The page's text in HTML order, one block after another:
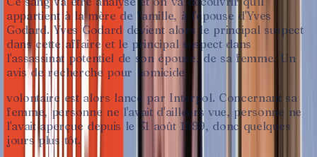
appartient à la mère de famille, à l'épouse d'Yves
Godard. Yves Godard devient alors le principal suspect
dans cette affaire et le principal suspect dans
l'assassinat potentiel de son épouse, de sa femme. Un
avis de recherche pour homicide
volontaire est alors lancé par Interpol. Concernant sa
femme, personne ne l'avait d'ailleurs vue, personne ne
l'avait aperçue depuis le 31 août 1999, donc quelques
jours plus tôt.